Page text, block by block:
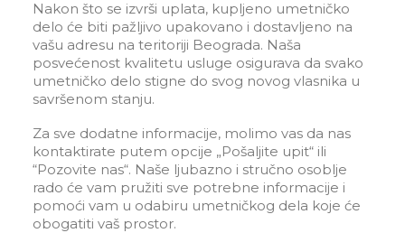
Nakon što se izvrši uplata, kupljeno umetničko
delo će biti pažljivo upakovano i dostavljeno na
vašu adresu na teritoriji Beograda. Naša
posvećenost kvalitetu usluge osigurava da svako
umetničko delo stigne do svog novog vlasnika u
savršenom stanju.
Za sve dodatne informacije, molimo vas da nas
kontaktirate putem opcije „Pošaljite upit“ ili
“Pozovite nas“. Naše ljubazno i stručno osoblje
rado će vam pružiti sve potrebne informacije i
pomoći vam u odabiru umetničkog dela koje će
obogatiti vaš prostor.